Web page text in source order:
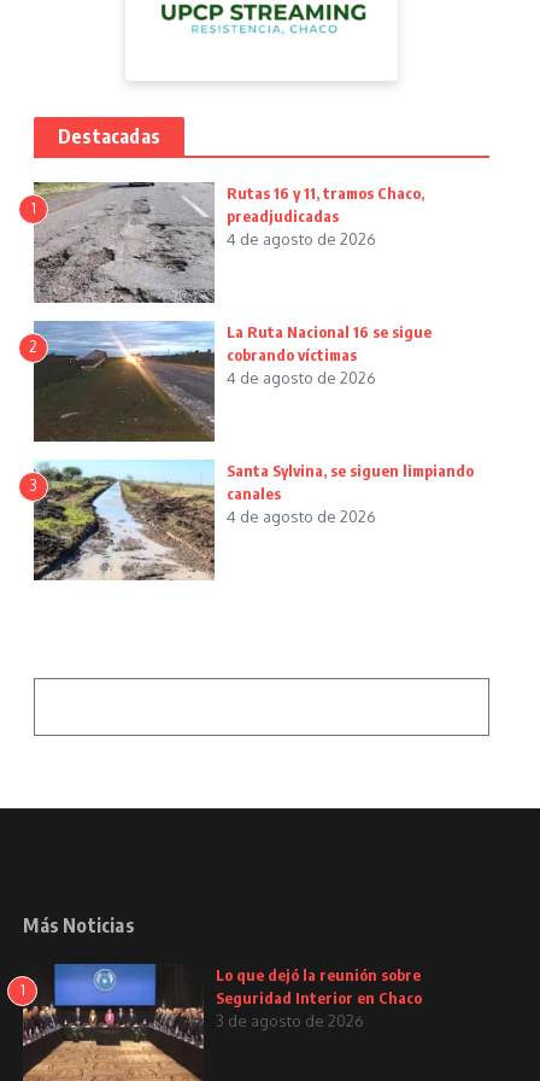
Destacadas
1
Rutas 16 y 11, tramos Chaco,
preadjudicadas
4 de agosto de 2026
2
La Ruta Nacional 16 se sigue
cobrando víctimas
4 de agosto de 2026
3
Santa Sylvina, se siguen limpiando
canales
4 de agosto de 2026
Más Noticias
1
Lo que dejó la reunión sobre
Seguridad Interior en Chaco
3 de agosto de 2026